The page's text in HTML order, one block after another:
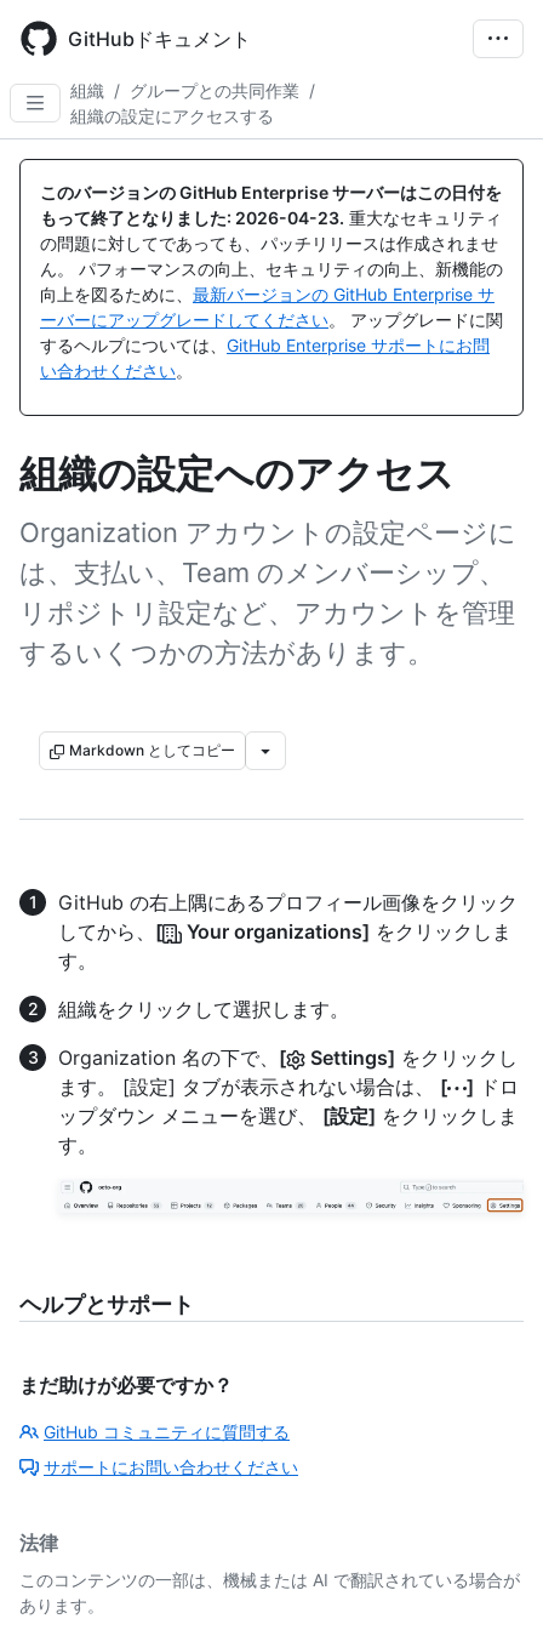
main
content
GitHubドキュメント
組織 / グループとの共同作業 /
組織の設定にアクセスする
このバージョンの GitHub Enterprise サーバーはこの日付を
もって終了となりました: 2026-04-23. 重大なセキュリティ
の問題に対してであっても、パッチリリースは作成されませ
ん。 パフォーマンスの向上、セキュリティの向上、新機能の
向上を図るために、 最新バージョンの GitHub Enterprise サ
ーバーにアップグレードしてください。 アップグレードに関
するヘルプについては、 GitHub Enterprise サポートにお問
い合わせください。
組織の設定へのアクセス
Organization アカウントの設定ページに
は、支払い、Team のメンバーシップ、
リポジトリ設定など、アカウントを管理
するいくつかの方法があります。
Markdown としてコピー
GitHub の右上隅にあるプロフィール画像をクリック
してから、 [ Your organizations] をクリックしま
す。
組織をクリックして選択します。
Organization 名の下で、 [ Settings] をクリックし
ます。 [設定] タブが表示されない場合は、 [ ] ドロ
ップダウン メニューを選び、 [設定] をクリックしま
す。
ヘルプとサポート
まだ助けが必要ですか？
GitHub コミュニティに質問する
サポートにお問い合わせください
法律
このコンテンツの一部は、機械または AI で翻訳されている場合が
あります。